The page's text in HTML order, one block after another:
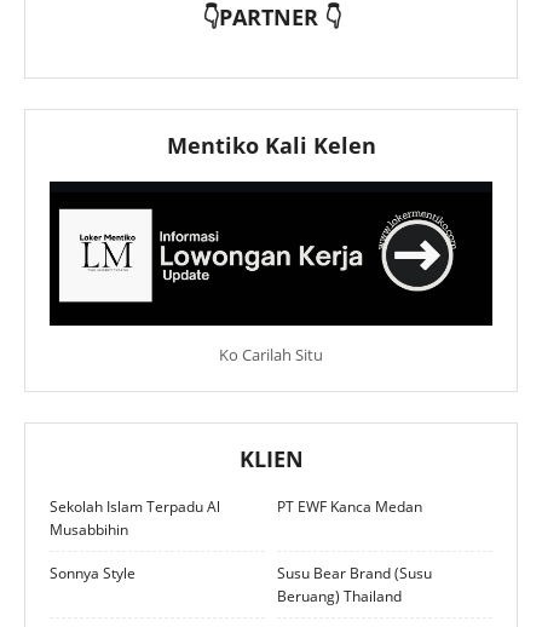
👇PARTNER 👇
Mentiko Kali Kelen
Ko Carilah Situ
KLIEN
Sekolah Islam Terpadu Al
Musabbihin
PT EWF Kanca Medan
Sonnya Style
Susu Bear Brand (Susu
Beruang) Thailand